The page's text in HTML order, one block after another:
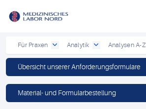
Für Praxen Analytik Analysen A-Z
Übersicht unserer Anforderungsformulare
Material- und Formularbestellung